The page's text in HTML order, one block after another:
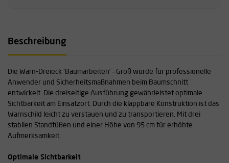
Beschreibung
Die Warn-Dreieck ‘Baumarbeiten’ – Groß wurde für professionelle
Anwender und Sicherheitsmaßnahmen beim Baumschnitt
entwickelt. Die dreiseitige Ausführung gewährleistet optimale
Sichtbarkeit am Einsatzort. Durch die klappbare Konstruktion ist das
Warnschild leicht zu verstauen und zu transportieren. Mit drei
stabilen Standfüßen und einer Höhe von 95 cm für erhöhte
Aufmerksamkeit.
Optimale Sichtbarkeit